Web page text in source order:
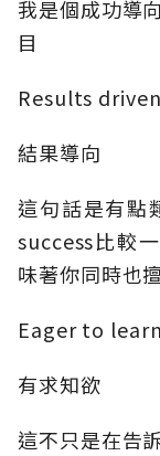
我是個成功導
目
Results driven
結果導向
這句話是有點
success比較
味著你同時也
Eager to learn
有求知欲
這不只是在告